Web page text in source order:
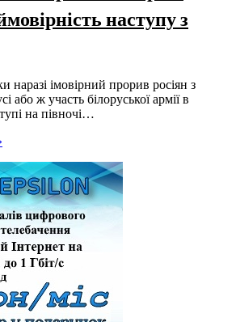
наступу з
наразі імовірний прорив росіян з
або ж участь білоруської армії в
на півночі…